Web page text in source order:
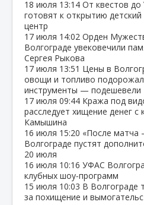
18 июля 13:14 От квестов до
готовят к открытию детский
центр
17 июля 14:02 Орден
Волгограде увековечили
Сергея Рыкова
17 июля 13:51 Цены в
овощи и топливо
инструменты — подешевели
17 июля 09:44 Кража под
расследует хищение денег
Камышина
16 июля 15:20 «После матча
Волгограде пустят
20 июля
16 июля 10:16 УФАС
клубных шоу‑программ
15 июля 10:03 В Волгограде
за похищение и